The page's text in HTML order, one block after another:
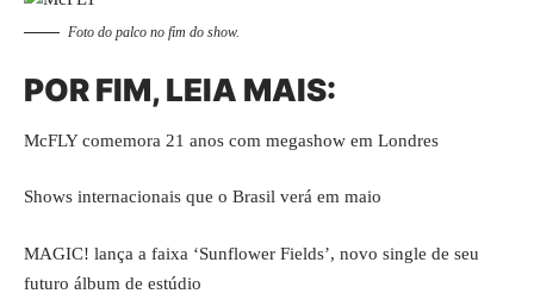
Foto do palco no fim do show.
POR FIM, LEIA MAIS:
McFLY comemora 21 anos com megashow em Londres
Shows internacionais que o Brasil verá em maio
MAGIC! lança a faixa ‘Sunflower Fields’, novo single de seu
futuro álbum de estúdio